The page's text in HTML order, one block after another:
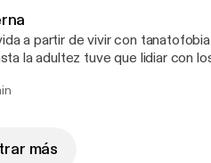
a partir de vivir con
la adultez tuve que lidiar con
comencé a trabajar en este
más